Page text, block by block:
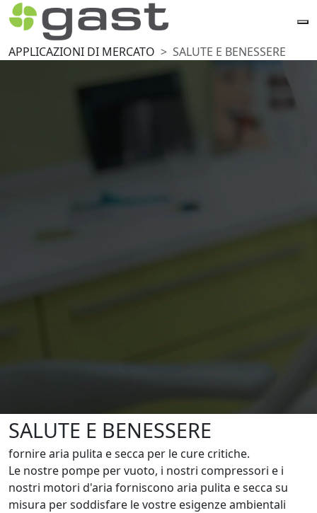
APPLICAZIONI DI MERCATO SALUTE E BENESSERE
SALUTE E BENESSERE
fornire aria pulita e secca per le cure critiche.
Le nostre pompe per vuoto, i nostri compressori e i
nostri motori d'aria forniscono aria pulita e secca su
misura per soddisfare le vostre esigenze ambientali